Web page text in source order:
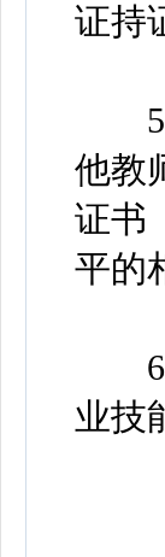
证持
5.
他教
证书
平的
6.
业技
（